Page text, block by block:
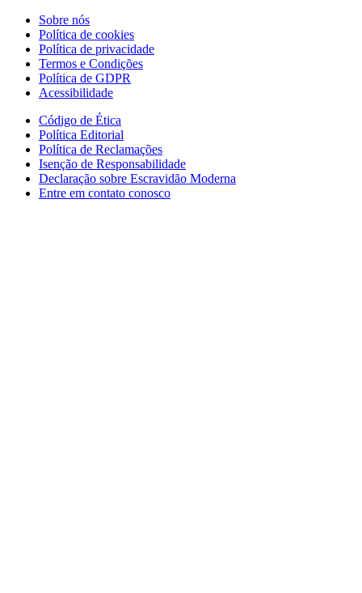
Sobre nós
Política de cookies
Política de privacidade
Termos e Condições
Política de GDPR
Acessibilidade
Código de Ética
Política Editorial
Política de Reclamações
Isenção de Responsabilidade
Declaração sobre Escravidão Moderna
Entre em contato conosco